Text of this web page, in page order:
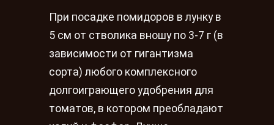
При посадке помидоров в лунку в
5 см от стволика вношу по 3-7 г (в
зависимости от гигантизма
сорта) любого комплексного
долгоиграющего удобрения для
томатов, в котором преобладают